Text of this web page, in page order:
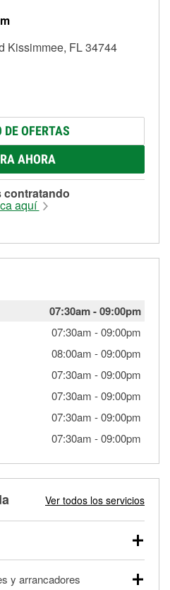
Kissimmee, FL 34744
DE OFERTAS
AHORA
contratando
aquí
07:30am-09:00pm
07:30am -09:00pm
08:00am -09:00pm
07:30am -09:00pm
07:30am -09:00pm
07:30am -09:00pm
07:30am -09:00pm
Ver todos los servicios
comerciales y
y arrancadores